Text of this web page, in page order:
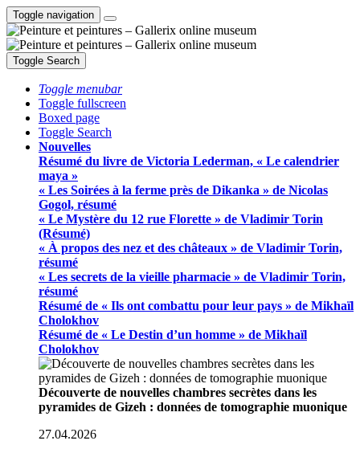
Toggle navigation
Toggle Search
Toggle menubar
Toggle fullscreen
Boxed page
Toggle Search
Nouvelles
Résumé du livre de Victoria Lederman, « Le calendrier
maya »
« Les Soirées à la ferme près de Dikanka » de Nicolas
Gogol, résumé
« Le Mystère du 12 rue Florette » de Vladimir Torin
(Résumé)
« À propos des nez et des châteaux » de Vladimir Torin,
résumé
« Les secrets de la vieille pharmacie » de Vladimir Torin,
résumé
Résumé de « Ils ont combattu pour leur pays » de Mikhaïl
Cholokhov
Résumé de « Le Destin d’un homme » de Mikhaïl
Cholokhov
Découverte de nouvelles chambres secrètes dans les
pyramides de Gizeh : données de tomographie muonique
27.04.2026